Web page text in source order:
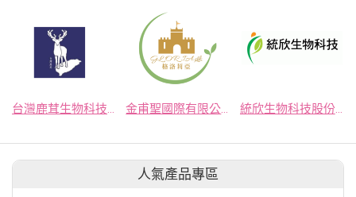
台灣鹿茸生物科技股份有限公司 金甫聖國際有限公司 統欣生物科技股份有限公司
人氣產品專區